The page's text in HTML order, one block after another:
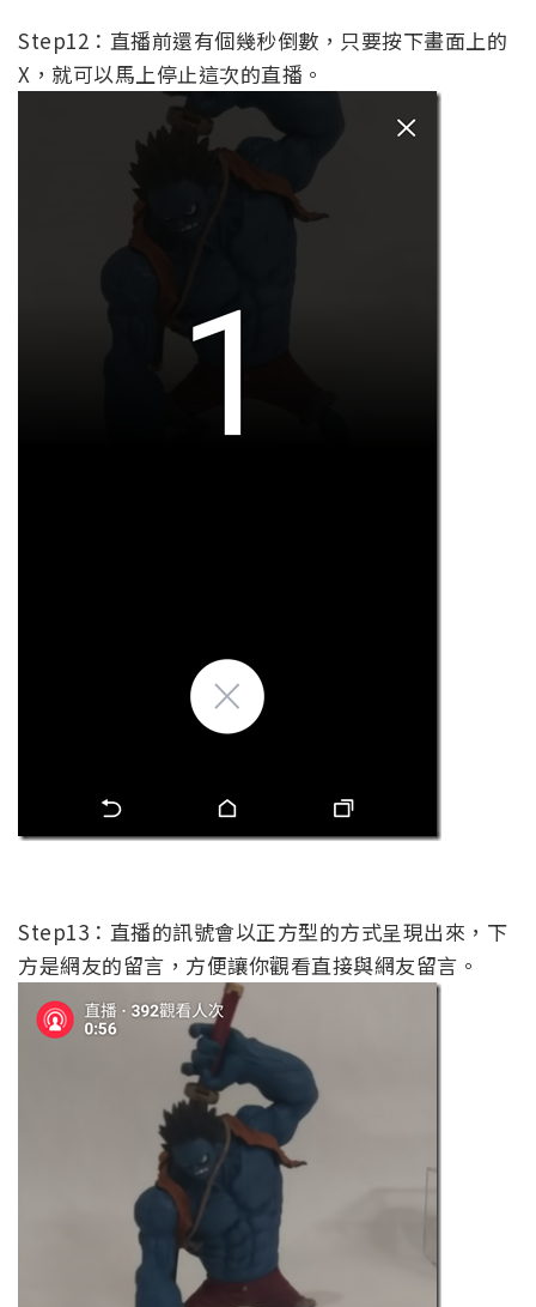
Step12：直播前還有個幾秒倒數，只要按下畫面上的
X，就可以馬上停止這次的直播。
Step13：直播的訊號會以正方型的方式呈現出來，下
方是網友的留言，方便讓你觀看直接與網友留言。